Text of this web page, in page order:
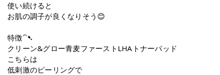
使い続けると
お肌の調子が良くなりそう😊
特徴⁀➷
クリーン&グロー青麦ファーストLHAトナーパッド
こちらは
低刺激のピーリングで